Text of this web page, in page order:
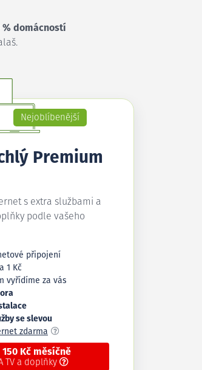
% domácností
Nejoblíbenější
Premium
s extra službami a
podle vašeho
připojení
1 Kč
vyřídíme za vás
se slevou
zdarma
150 Kč měsíčně
TV a doplňky